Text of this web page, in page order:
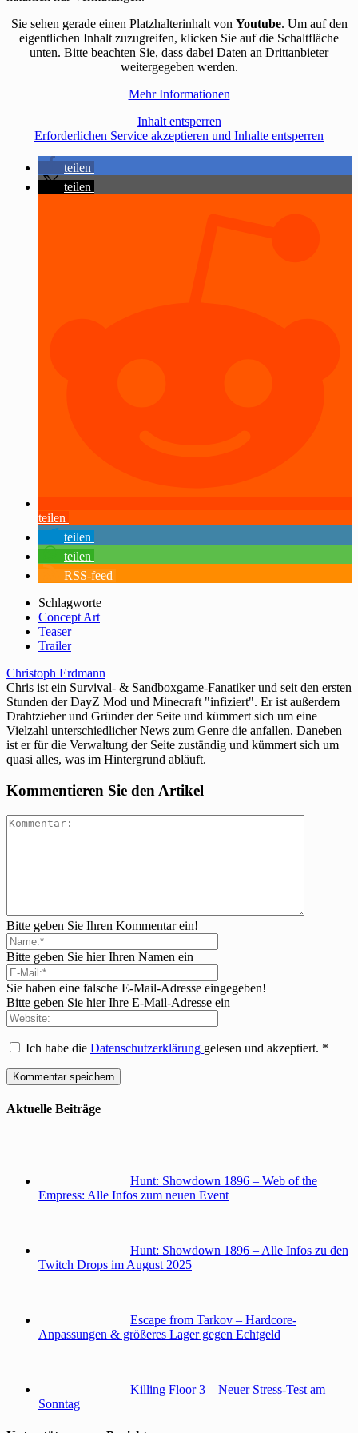
Sie sehen gerade einen Platzhalterinhalt von Youtube. Um auf den
eigentlichen Inhalt zuzugreifen, klicken Sie auf die Schaltfläche
unten. Bitte beachten Sie, dass dabei Daten an Drittanbieter
weitergegeben werden.
Mehr Informationen
Inhalt entsperren
Erforderlichen Service akzeptieren und Inhalte entsperren
teilen
teilen
teilen
teilen
teilen
RSS-feed
Schlagworte
Concept Art
Teaser
Trailer
Christoph Erdmann
Chris ist ein Survival- & Sandboxgame-Fanatiker und seit den ersten
Stunden der DayZ Mod und Minecraft "infiziert". Er ist außerdem
Drahtzieher und Gründer der Seite und kümmert sich um eine
Vielzahl unterschiedlicher News zum Genre die anfallen. Daneben
ist er für die Verwaltung der Seite zuständig und kümmert sich um
quasi alles, was im Hintergrund abläuft.
Kommentieren Sie den Artikel
Bitte geben Sie Ihren Kommentar ein!
Bitte geben Sie hier Ihren Namen ein
Sie haben eine falsche E-Mail-Adresse eingegeben!
Bitte geben Sie hier Ihre E-Mail-Adresse ein
Ich habe die Datenschutzerklärung gelesen und akzeptiert. *
Aktuelle Beiträge
Hunt: Showdown 1896 – Web of the
Empress: Alle Infos zum neuen Event
Hunt: Showdown 1896 – Alle Infos zu den
Twitch Drops im August 2025
Escape from Tarkov – Hardcore-
Anpassungen & größeres Lager gegen Echtgeld
Killing Floor 3 – Neuer Stress-Test am
Sonntag